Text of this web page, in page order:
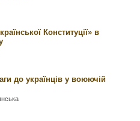
Конституції» в
до українців у воюючій